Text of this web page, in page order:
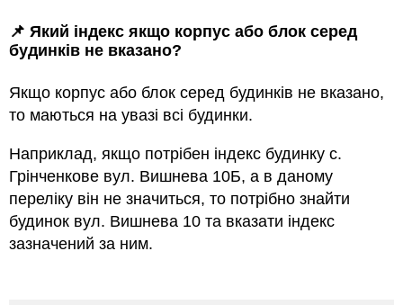
📌 Який індекс якщо корпус або блок серед
будинкiв не вказано?
Якщо корпус або блок серед будинкiв не вказано,
то маються на увазi всi будинки.
Наприклад, якщо потрiбен індекс будинку с.
Грінченкове вул. Вишнева 10Б, а в даному
переліку він не значиться, то потрібно знайти
будинок вул. Вишнева 10 та вказати індекс
зазначений за ним.